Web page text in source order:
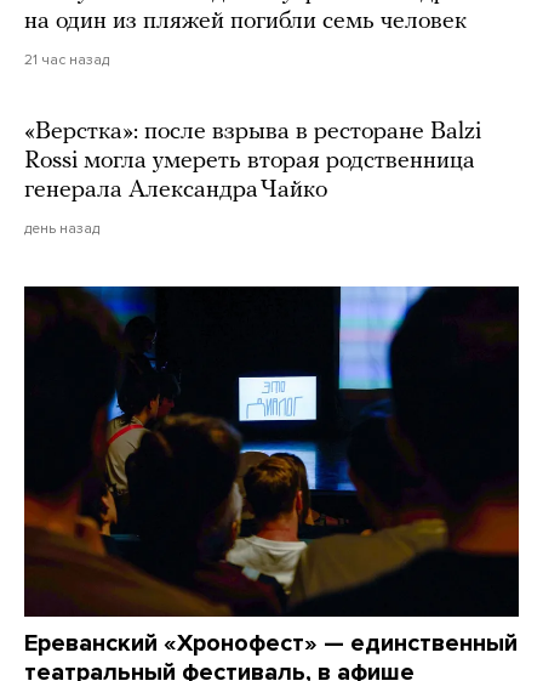
на один из пляжей погибли семь человек
21 час назад
«Верстка»: после взрыва в ресторане Balzi
Rossi могла умереть вторая родственница
генерала Александра Чайко
день назад
Ереванский «Хронофест» — единственный
театральный фестиваль, в афише